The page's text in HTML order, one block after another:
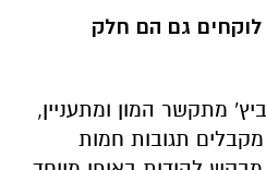
תגובות חמות
מבקרים ומסייעים